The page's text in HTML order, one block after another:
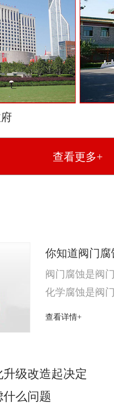
查看更多+
你知道阀门
阀门腐蚀是阀
化学腐蚀是阀
率取决于阀门
查看详情+
级改造起决定
么问题